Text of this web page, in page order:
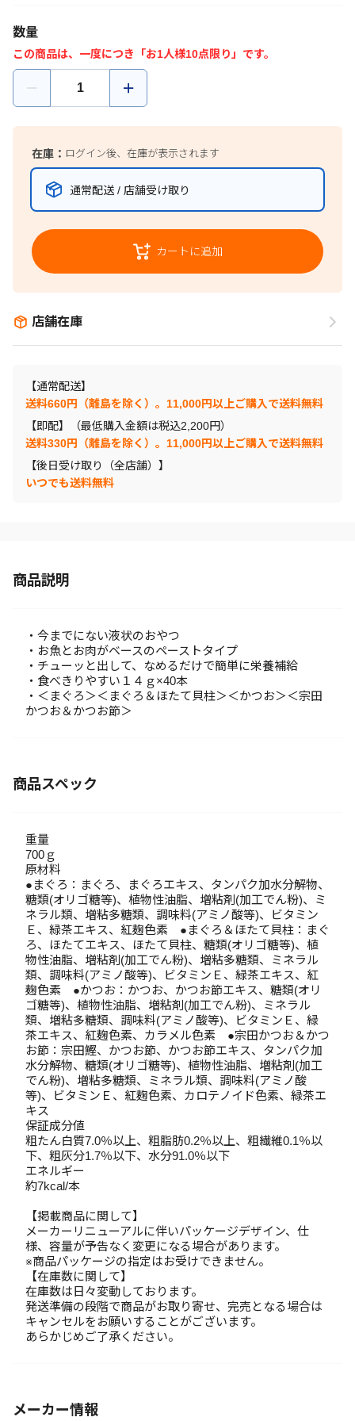
数量
この商品は、一度につき「お1人様10点限り」です。
在庫： ログイン後、在庫が表示されます
通常配送 / 店舗受け取り
カートに追加
店舗在庫
【通常配送】
送料660円（離島を除く）。11,000円以上ご購入で送料無料
【即配】（最低購入金額は税込2,200円）
送料330円（離島を除く）。11,000円以上ご購入で送料無料
【後日受け取り（全店舗）】
いつでも送料無料
商品説明
・今までにない液状のおやつ
・お魚とお肉がベースのペーストタイプ
・チューッと出して、なめるだけで簡単に栄養補給
・食べきりやすい１４ｇ×40本
・＜まぐろ＞＜まぐろ＆ほたて貝柱＞＜かつお＞＜宗田
かつお＆かつお節＞
商品スペック
重量
700ｇ
原材料
●まぐろ：まぐろ、まぐろエキス、タンパク加水分解物、
糖類(オリゴ糖等)、植物性油脂、増粘剤(加工でん粉)、ミ
ネラル類、増粘多糖類、調味料(アミノ酸等)、ビタミン
Ｅ、緑茶エキス、紅麹色素 ●まぐろ＆ほたて貝柱：まぐ
ろ、ほたてエキス、ほたて貝柱、糖類(オリゴ糖等)、植
物性油脂、増粘剤(加工でん粉)、増粘多糖類、ミネラル
類、調味料(アミノ酸等)、ビタミンＥ、緑茶エキス、紅
麹色素 ●かつお：かつお、かつお節エキス、糖類(オリ
ゴ糖等)、植物性油脂、増粘剤(加工でん粉)、ミネラル
類、増粘多糖類、調味料(アミノ酸等)、ビタミンＥ、緑
茶エキス、紅麹色素、カラメル色素 ●宗田かつお＆かつ
お節：宗田鰹、かつお節、かつお節エキス、タンパク加
水分解物、糖類(オリゴ糖等)、植物性油脂、増粘剤(加工
でん粉)、増粘多糖類、ミネラル類、調味料(アミノ酸
等)、ビタミンＥ、紅麹色素、カロテノイド色素、緑茶エ
キス
保証成分値
粗たん白質7.0％以上、粗脂肪0.2％以上、粗繊維0.1％以
下、粗灰分1.7％以下、水分91.0％以下
エネルギー
約7kcal/本
【掲載商品に関して】
メーカーリニューアルに伴いパッケージデザイン、仕
様、容量が予告なく変更になる場合があります。
※商品パッケージの指定はお受けできません。
【在庫数に関して】
在庫数は日々変動しております。
発送準備の段階で商品がお取り寄せ、完売となる場合は
キャンセルをお願いすることがございます。
あらかじめご了承ください。
メーカー情報